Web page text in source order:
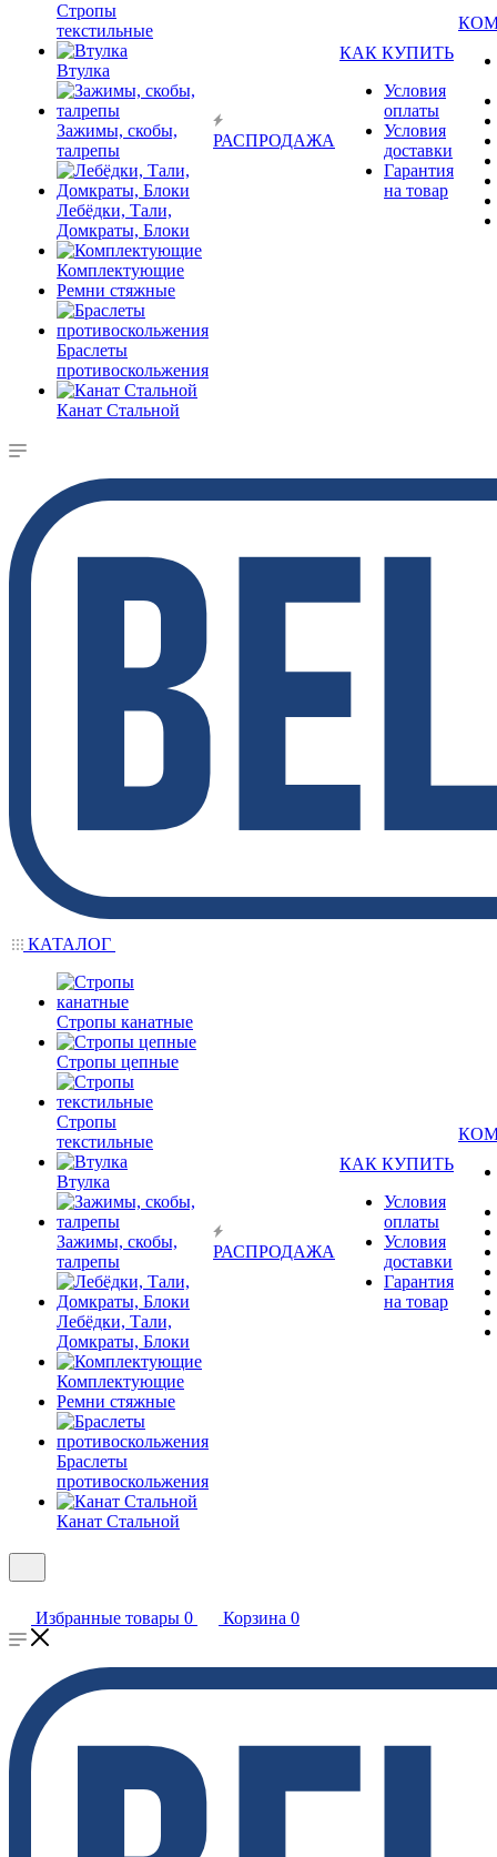
Стропы
текстильные
Втулка
Зажимы, скобы,
талрепы
Лебёдки, Тали,
Домкраты, Блоки
Комплектующие
Ремни стяжные
Браслеты
противоскольжения
Канат Стальной
РАСПРОДАЖА
КАК КУПИТЬ
Условия
оплаты
Условия
доставки
Гарантия
на товар
КАТАЛОГ
Стропы канатные
Стропы цепные
Стропы
текстильные
Втулка
Зажимы, скобы,
талрепы
Лебёдки, Тали,
Домкраты, Блоки
Комплектующие
Ремни стяжные
Браслеты
противоскольжения
Канат Стальной
РАСПРОДАЖА
КАК КУПИТЬ
Условия
оплаты
Условия
доставки
Гарантия
на товар
Избранные товары 0 Корзина 0